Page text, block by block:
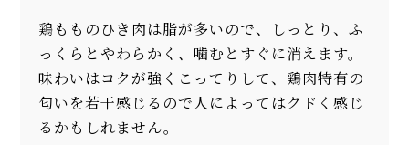
鶏もものひき肉は脂が多いので、しっとり、ふ
っくらとやわらかく、噛むとすぐに消えます。
味わいはコクが強くこってりして、鶏肉特有の
匂いを若干感じるので人によってはクドく感じ
るかもしれません。